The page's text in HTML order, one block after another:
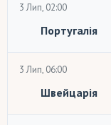
3 Лип, 02:00
Португалія
3 Лип, 06:00
Швейцарія